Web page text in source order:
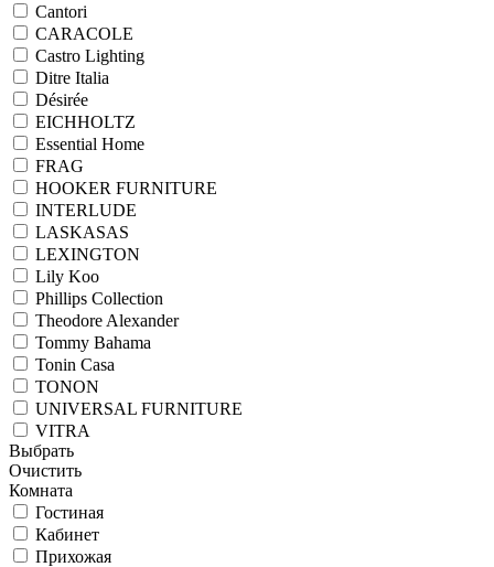
Cantori
CARACOLE
Castro Lighting
Ditre Italia
Désirée
EICHHOLTZ
Essential Home
FRAG
HOOKER FURNITURE
INTERLUDE
LASKASAS
LEXINGTON
Lily Koo
Phillips Collection
Theodore Alexander
Tommy Bahama
Tonin Casa
TONON
UNIVERSAL FURNITURE
VITRA
Выбрать
Очистить
Комната
Гостиная
Кабинет
Прихожая